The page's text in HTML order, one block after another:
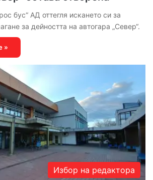
бус“ АД оттегля искането си за
за дейността на автогара „Север“.
»
Избор на редактора